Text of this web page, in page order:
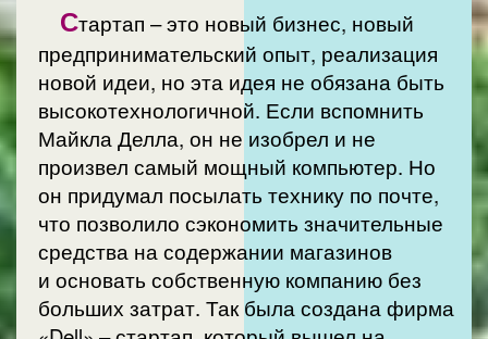
Стартап – это новый бизнес, новый
предпринимательский опыт, реализация
новой идеи, но эта идея не обязана быть
высокотехнологичной. Если вспомнить
Майкла Делла, он не изобрел и не
произвел самый мощный компьютер. Но
он придумал посылать технику по почте,
что позволило сэкономить значительные
средства на содержании магазинов
и основать собственную компанию без
больших затрат. Так была создана фирма